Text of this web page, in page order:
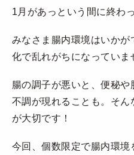
1月があっという間に終わ
みなさま腸内環境はいか
化で乱れがちになっていま
腸の調子が悪いと、便秘
不調が現れることも。そ
が大切です！
今回、個数限定で腸内環